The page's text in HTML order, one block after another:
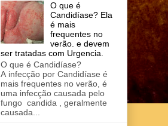
O que é
Candidíase? Ela
é mais
frequentes no
verão. e devem
ser tratadas com Urgencia.
O que é Candidíase?
A infecção por Candidíase é
mais frequentes no verão, é
uma infecção causada pelo
fungo candida , geralmente
causada...